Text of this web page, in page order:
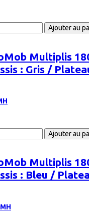
Multiplis
: Gris /
Multiplis
: Bleu /